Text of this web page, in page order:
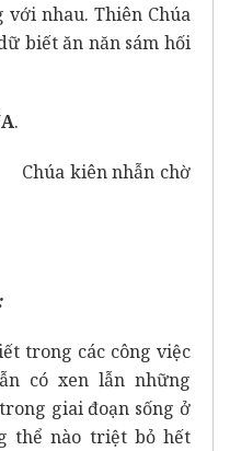
nhau. Thiên Chúa
biết ăn năn sám hối
.
chờ
các công việc
có xen lẫn những
giai đoạn sống ở
thể nào triệt bỏ hết